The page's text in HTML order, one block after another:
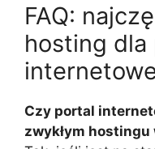
FAQ:
hosting dla
Czy portal
zwykłym hostingu